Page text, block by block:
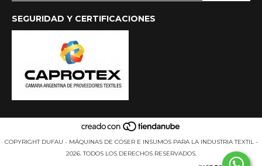
SEGURIDAD Y CERTIFICACIONES
COPYRIGHT DUFAU - MÁQUINAS DE COSER E INSUMOS PARA LA INDUSTRIA TEXTIL -
2026. TODOS LOS DERECHOS RESERVADOS.